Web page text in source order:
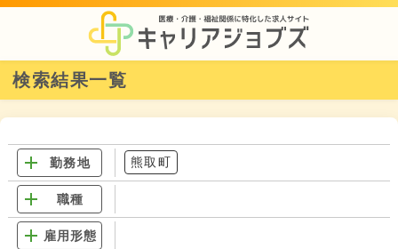
検索結果一覧
勤務地 熊取町
職種
雇用形態